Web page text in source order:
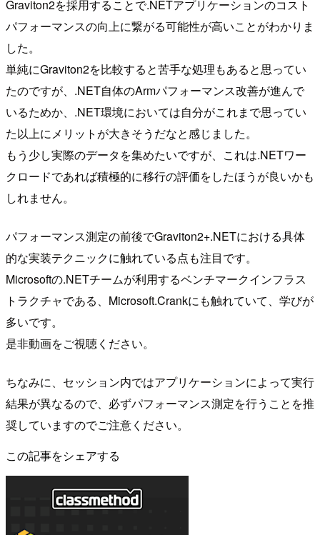
Graviton2を採用することで.NETアプリケーションのコスト
パフォーマンスの向上に繋がる可能性が高いことがわかりま
した。
単純にGraviton2を比較すると苦手な処理もあると思ってい
たのですが、.NET自体のArmパフォーマンス改善が進んで
いるためか、.NET環境においては自分がこれまで思ってい
た以上にメリットが大きそうだなと感じました。
もう少し実際のデータを集めたいですが、これは.NETワー
クロードであれば積極的に移行の評価をしたほうが良いかも
しれません。
パフォーマンス測定の前後でGraviton2+.NETにおける具体
的な実装テクニックに触れている点も注目です。
Microsoftの.NETチームが利用するベンチマークインフラス
トラクチャである、Microsoft.Crankにも触れていて、学びが
多いです。
是非動画をご視聴ください。
ちなみに、セッション内ではアプリケーションによって実行
結果が異なるので、必ずパフォーマンス測定を行うことを推
奨していますのでご注意ください。
この記事をシェアする